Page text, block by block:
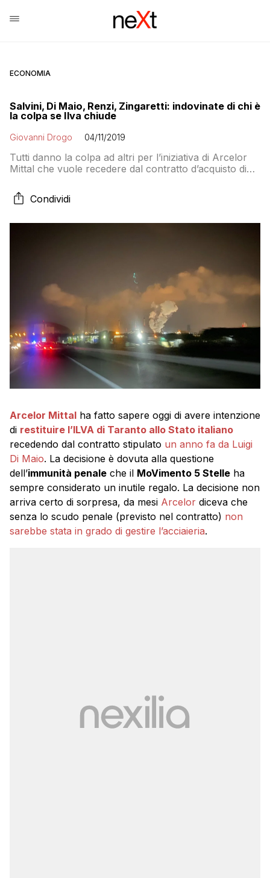
ECONOMIA
Salvini, Di Maio, Renzi, Zingaretti: indovinate di chi è
la colpa se Ilva chiude
Giovanni Drogo 04/11/2019
Tutti danno la colpa ad altri per l’iniziativa di Arcelor
Mittal che vuole recedere dal contratto d’acquisto di
racconto dei fatti, decidete voi chi davvero può
scagliare la prima pietra
Condividi
Arcelor Mittal ha fatto sapere oggi di avere intenzione
di restituire l’ILVA di Taranto allo Stato italiano
recedendo dal contratto stipulato un anno fa da Luigi
Di Maio. La decisione è dovuta alla questione
dell’immunità penale che il MoVimento 5 Stelle ha
sempre considerato un inutile regalo. La decisione non
arriva certo di sorpresa, da mesi Arcelor diceva che
senza lo scudo penale (previsto nel contratto) non
sarebbe stata in grado di gestire l’acciaieria.